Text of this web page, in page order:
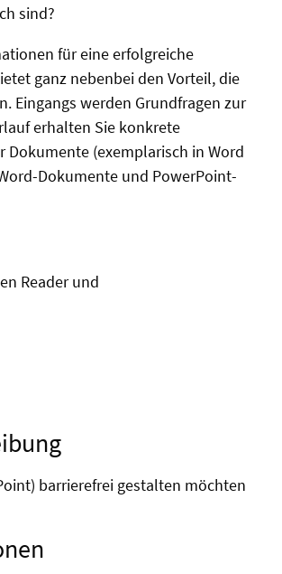
sind?
für eine erfolgreiche
ganz nebenbei den Vorteil, die
Eingangs werden Grundfragen zur
erhalten Sie konkrete
(exemplarisch in Word
Dokumente und PowerPoint-
Reader und
barrierefrei gestalten möchten